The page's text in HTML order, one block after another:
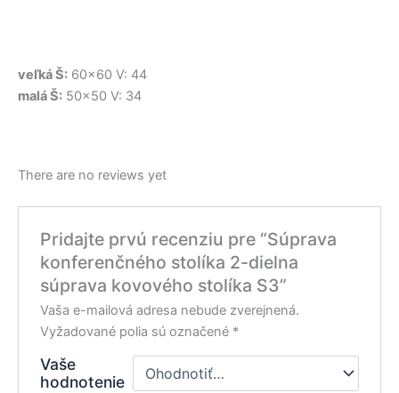
veľká Š: 60×60 V: 44
malá Š: 50×50 V: 34
There are no reviews yet
Pridajte prvú recenziu pre “Súprava
konferenčného stolíka 2-dielna
súprava kovového stolíka S3”
Vaša e-mailová adresa nebude zverejnená.
Vyžadované polia sú označené *
Vaše
hodnotenie